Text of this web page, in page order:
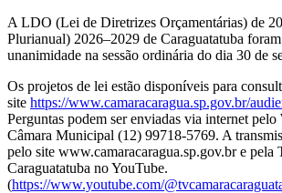
A LDO (Lei de Diretrizes Orçamentárias) de
Plurianual) 2026–2029 de Caraguatatuba
unanimidade na sessão ordinária do dia 30 de
Os projetos de lei estão disponíveis para
site https://www.camaracaragua.sp.gov.br/
Perguntas podem ser enviadas via internet
Câmara Municipal (12) 99718-5769. A
pelo site www.camaracaragua.sp.gov.br e pela
Caraguatatuba no YouTube.
(https://www.youtube.com/